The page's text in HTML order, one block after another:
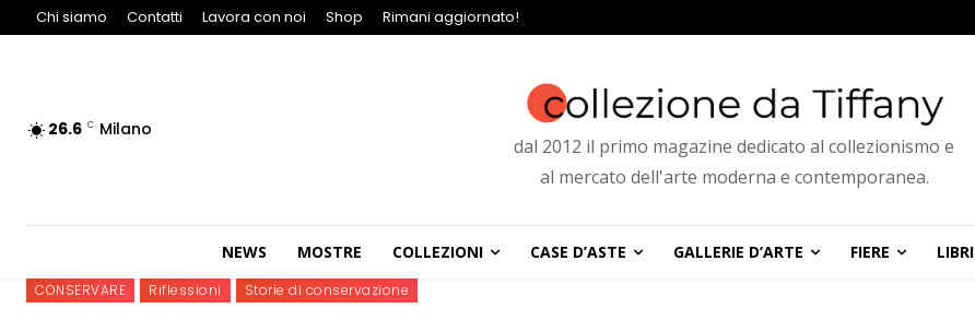
Chi siamo Contatti Lavora con noi Shop Rimani aggiornato!
26.6 C Milano
dal 2012 il primo magazine dedicato al collezionismo e
al mercato dell'arte moderna e contemporanea.
NEWS MOSTRE COLLEZIONI CASE D’ASTE GALLERIE D’ARTE FIERE LIBRI
CONSERVARE Riflessioni Storie di conservazione